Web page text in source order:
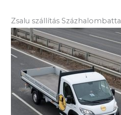
Zsalu szállítás Százhalombatta